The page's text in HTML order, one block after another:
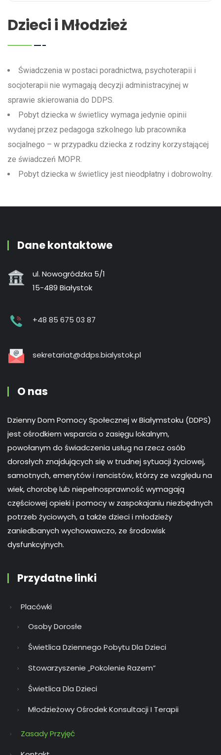
Dzieci i Młodzież
Świadczenia w postaci poradnictwa, psychoterapii i
socjoterapii nie wymagają decyzji administracyjnej w
sprawie skierowania do DDPS.
Pobyt dziecka w świetlicy wymaga jedynie opinii
wydanej przez pedagoga szkolnego lub pracownika
socjalnego – w przypadku dziecka z rodziny korzystającej
ze świadczeń MOPR.
Pobyt dziecka w świetlicy jest nieodpłatny i dobrowolny.
Dane kontaktowe
ul. Nowogródzka 5/1
15-489 Białystok
+48 85 675 03 87
sekretariat@ddps.bialystok.pl
O nas
Dzienny Dom Pomocy Społecznej w Białymstoku (DDPS)
jest ośrodkiem wsparcia o zasięgu lokalnym,
powołanym do świadczenia usług na rzecz osób
dorosłych znajdujących się w trudnej sytuacji życiowej,
samotnych, emerytów i rencistów, którzy ze względu na
wiek, chorobę lub niepełnosprawność wymagają
częściowej opieki i pomocy w zaspokajaniu niezbędnych
potrzeb życiowych, a także dzieci i młodzieży
zaniedbanych wychowawczo, ze środowisk
dysfunkcyjnych.
Przydatne linki
Placówki
Osoby Dorosłe
Świetlica Dziennego Pobytu Dla Dzieci
Stowarzyszenie „Pokolenie Razem”
Świetlica Dla Dzieci
Młodzieżowy Ośrodek Konsultacji I Terapii
Zasady Przyjęć